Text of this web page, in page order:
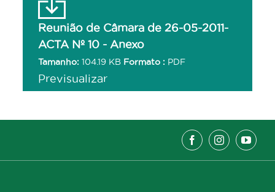
Reunião de Câmara de 26-05-2011-
ACTA Nº 10 - Anexo
Tamanho: 104.19 KB Formato : PDF
Previsualizar